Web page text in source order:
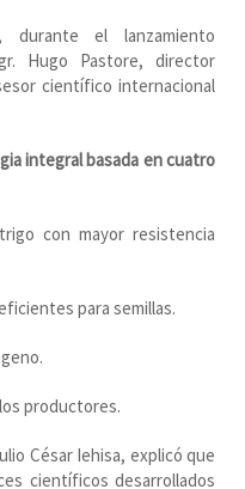
durante el lanzamiento
Hugo Pastore, director
científico internacional
integral basada en cuatro
con mayor resistencia
para semillas.
productores.
César Iehisa, explicó que
científicos desarrollados